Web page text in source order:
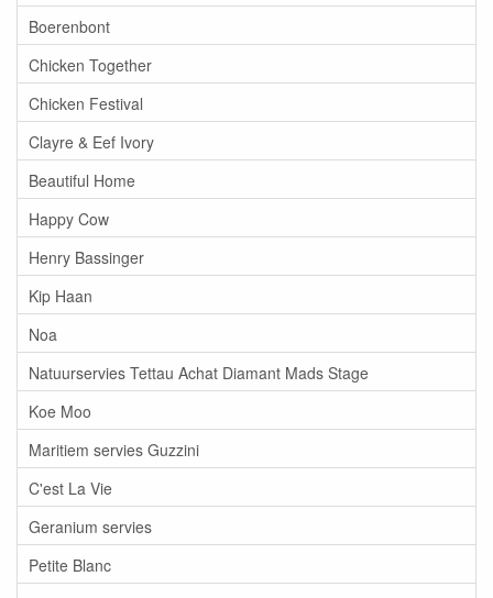
Boerenbont
Chicken Together
Chicken Festival
Clayre & Eef Ivory
Beautiful Home
Happy Cow
Henry Bassinger
Kip Haan
Noa
Natuurservies Tettau Achat Diamant Mads Stage
Koe Moo
Maritiem servies Guzzini
C'est La Vie
Geranium servies
Petite Blanc